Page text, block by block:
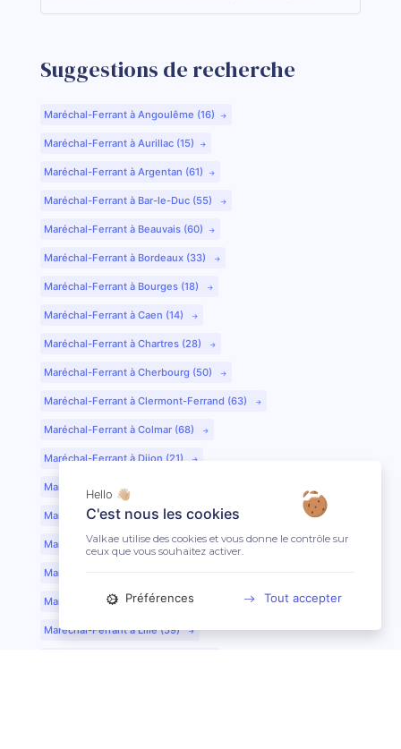
Suggestions de recherche
Maréchal-Ferrant à Angoulême (16)
Maréchal-Ferrant à Aurillac (15)
Maréchal-Ferrant à Argentan (61)
Maréchal-Ferrant à Bar-le-Duc (55)
Maréchal-Ferrant à Beauvais (60)
Maréchal-Ferrant à Bordeaux (33)
Maréchal-Ferrant à Bourges (18)
Maréchal-Ferrant à Caen (14)
Maréchal-Ferrant à Chartres (28)
Maréchal-Ferrant à Cherbourg (50)
Maréchal-Ferrant à Clermont-Ferrand (63)
Maréchal-Ferrant à Colmar (68)
Maréchal-Ferrant à Dijon (21)
Maréchal-Ferrant à Evreux (27)
Maréchal-Ferrant à Fontainebleau (77)
Maréchal-Ferrant à Grenoble (38)
Maréchal-Ferrant à Guéret (23)
Maréchal-Ferrant au Mans (72)
Maréchal-Ferrant à Lille (59)
Hello 👋🏼
C'est nous les cookies
Valkae utilise des cookies et vous donne le contrôle sur
ceux que vous souhaitez activer.
Préférences Tout accepter